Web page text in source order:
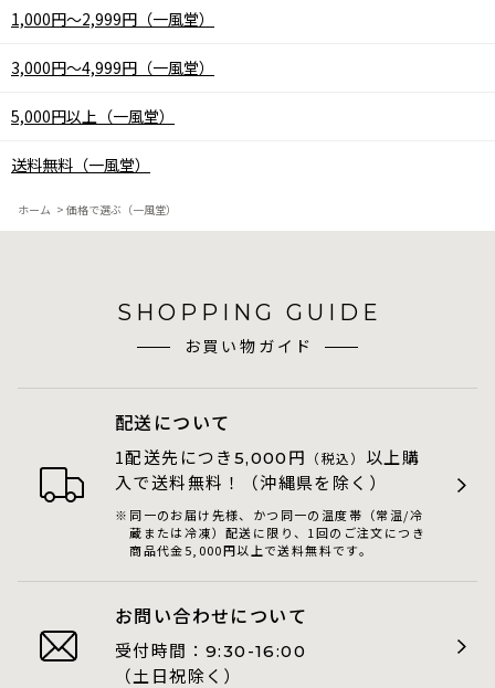
1,000円～2,999円（一風堂）
3,000円～4,999円（一風堂）
5,000円以上（一風堂）
送料無料（一風堂）
ホーム > 価格で選ぶ（一風堂）
SHOPPING GUIDE
お買い物ガイド
配送について
1配送先につき 5,000 円 （税込） 以上購
入で送料無料！（沖縄県を除く）
同一のお届け先様、かつ同一の温度帯（常温/冷
蔵または冷凍）配送に限り、1回のご注文につき
商品代金5,000円以上で送料無料です。
お問い合わせについて
受付時間： 9:30-16:00
（土日祝除く）